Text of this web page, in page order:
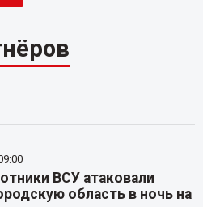
ВСУ атаковали
область в ночь на